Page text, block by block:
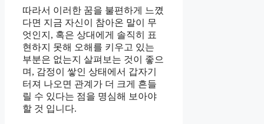
따라서 이러한 꿈을 불편하게 느꼈
다면 지금 자신이 참아온 말이 무
엇인지, 혹은 상대에게 솔직히 표
현하지 못해 오해를 키우고 있는
부분은 없는지 살펴보는 것이 좋으
며, 감정이 쌓인 상태에서 갑자기
터져 나오면 관계가 더 크게 흔들
릴 수 있다는 점을 명심해 보아야
할 것 입니다.